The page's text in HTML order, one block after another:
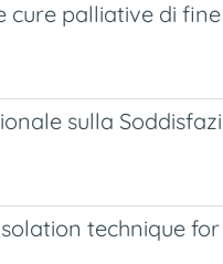
palliative di
sulla
technique